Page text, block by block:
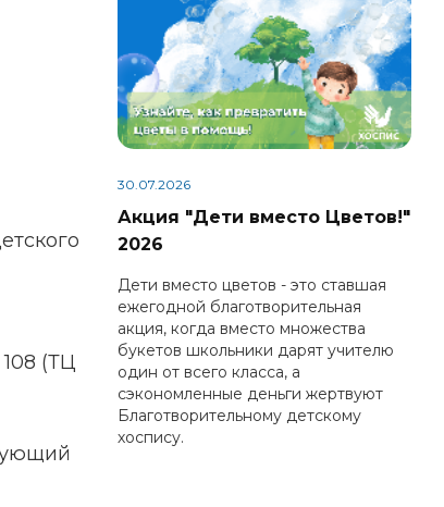
(ТЦ
30.07.2026
Акция "Дети вместо Цветов!"
2026
Дети вместо цветов - это ставшая
ежегодной благотворительная
акция, когда вместо множества
букетов школьники дарят учителю
один от всего класса, а
сэкономленные деньги жертвуют
Благотворительному детскому
хоспису.